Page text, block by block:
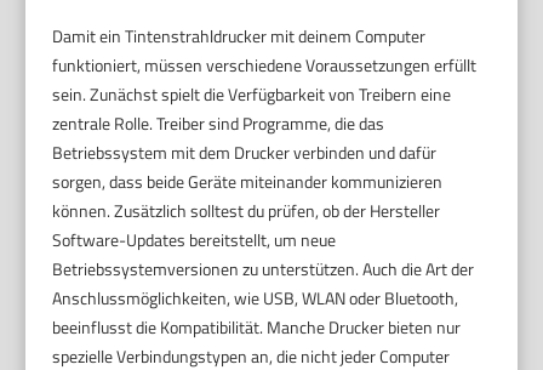
Damit ein Tintenstrahldrucker mit deinem Computer
funktioniert, müssen verschiedene Voraussetzungen erfüllt
sein. Zunächst spielt die Verfügbarkeit von Treibern eine
zentrale Rolle. Treiber sind Programme, die das
Betriebssystem mit dem Drucker verbinden und dafür
sorgen, dass beide Geräte miteinander kommunizieren
können. Zusätzlich solltest du prüfen, ob der Hersteller
Software-Updates bereitstellt, um neue
Betriebssystemversionen zu unterstützen. Auch die Art der
Anschlussmöglichkeiten, wie USB, WLAN oder Bluetooth,
beeinflusst die Kompatibilität. Manche Drucker bieten nur
spezielle Verbindungstypen an, die nicht jeder Computer